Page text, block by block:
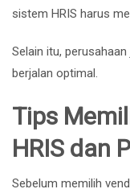
sistem HRIS harus
Selain itu,
berjalan optimal.
Tips
HRIS dan
Sebelum memilih